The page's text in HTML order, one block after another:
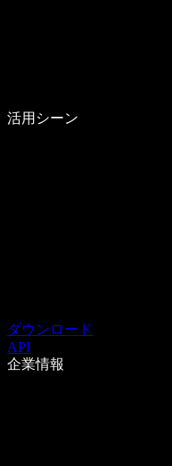
活用シーン
ダウンロード
API
企業情報